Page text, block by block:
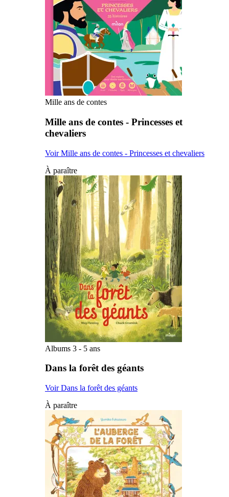
Mille ans de contes
Mille ans de contes - Princesses et
chevaliers
Voir Mille ans de contes - Princesses et chevaliers
À paraître
Albums 3 - 5 ans
Dans la forêt des géants
Voir Dans la forêt des géants
À paraître